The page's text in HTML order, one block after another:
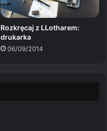
Rozkręcaj z LLotharem:
drukarka
06/09/2014